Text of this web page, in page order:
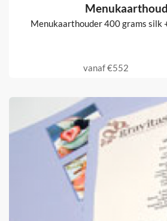
Menukaarthouder 400 grams silk
vanaf€552